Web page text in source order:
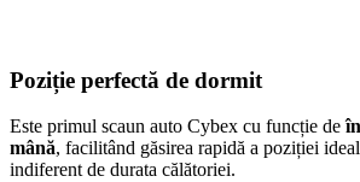
Poziție perfectă de dormit
Este primul scaun auto Cybex cu funcție de
mână, facilitând găsirea rapidă a poziției
indiferent de durata călătoriei.